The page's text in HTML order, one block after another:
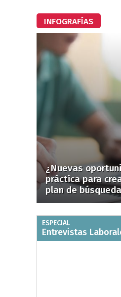
INFOGRAFÍAS
¿Nuevas
práctica para
plan de
ESPECIAL
Entrevistas